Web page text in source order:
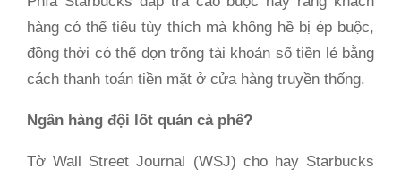
hàng có thể tiêu tùy thích mà không hề bị ép buộc,
đồng thời có thể dọn trống tài khoản số tiền lẻ bằng
cách thanh toán tiền mặt ở cửa hàng truyền thống.
Ngân hàng đội lốt quán cà phê?
Tờ Wall Street Journal (WSJ) cho hay Starbucks